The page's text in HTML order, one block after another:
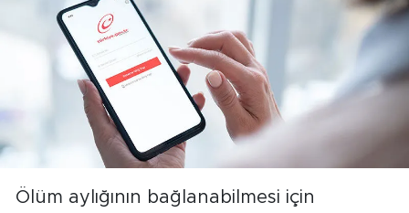
Ölüm aylığının bağlanabilmesi için